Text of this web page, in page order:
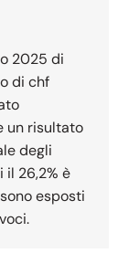
2025 di
di chf
un risultato
degli
il 26,2% è
esposti